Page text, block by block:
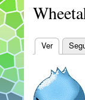
Solapas
Ver(solapa